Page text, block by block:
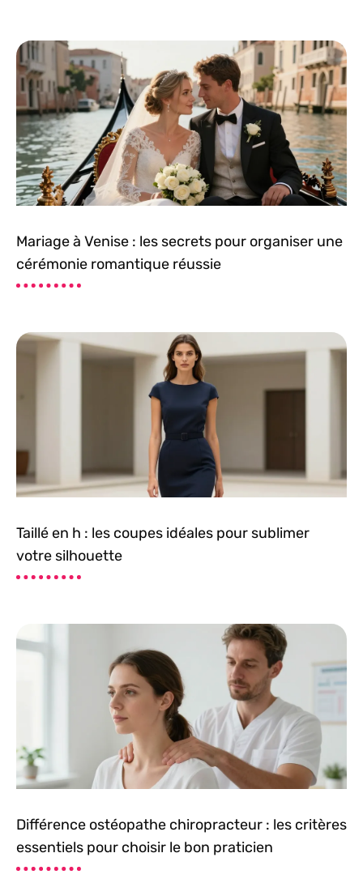
Mariage à Venise : les secrets pour organiser une
cérémonie romantique réussie
Taillé en h : les coupes idéales pour sublimer
votre silhouette
Différence ostéopathe chiropracteur : les critères
essentiels pour choisir le bon praticien